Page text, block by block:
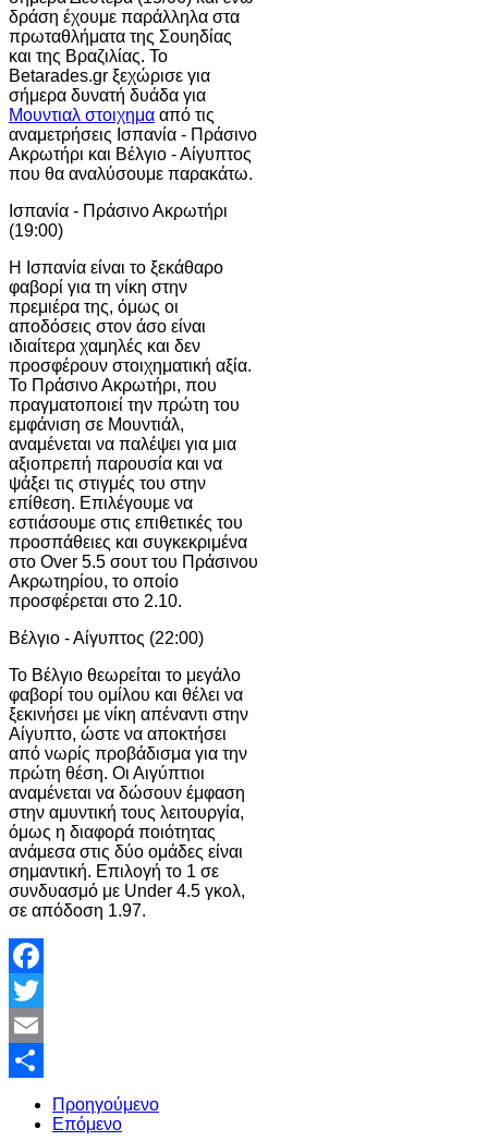
δράση έχουμε παράλληλα στα
πρωταθλήματα της Σουηδίας
και της Βραζιλίας. Το
Betarades.gr ξεχώρισε για
σήμερα δυνατή δυάδα για
Μουντιαλ στοιχημα από τις
αναμετρήσεις Ισπανία - Πράσινο
Ακρωτήρι και Βέλγιο - Αίγυπτος
που θα αναλύσουμε παρακάτω.
Ισπανία - Πράσινο Ακρωτήρι
(19:00)
Η Ισπανία είναι το ξεκάθαρο
φαβορί για τη νίκη στην
πρεμιέρα της, όμως οι
αποδόσεις στον άσο είναι
ιδιαίτερα χαμηλές και δεν
προσφέρουν στοιχηματική αξία.
Το Πράσινο Ακρωτήρι, που
πραγματοποιεί την πρώτη του
εμφάνιση σε Μουντιάλ,
αναμένεται να παλέψει για μια
αξιοπρεπή παρουσία και να
ψάξει τις στιγμές του στην
επίθεση. Επιλέγουμε να
εστιάσουμε στις επιθετικές του
προσπάθειες και συγκεκριμένα
στο Over 5.5 σουτ του Πράσινου
Ακρωτηρίου, το οποίο
προσφέρεται στο 2.10.
Βέλγιο - Αίγυπτος (22:00)
Το Βέλγιο θεωρείται το μεγάλο
φαβορί του ομίλου και θέλει να
ξεκινήσει με νίκη απέναντι στην
Αίγυπτο, ώστε να αποκτήσει
από νωρίς προβάδισμα για την
πρώτη θέση. Οι Αιγύπτιοι
αναμένεται να δώσουν έμφαση
στην αμυντική τους λειτουργία,
όμως η διαφορά ποιότητας
ανάμεσα στις δύο ομάδες είναι
σημαντική. Επιλογή το 1 σε
συνδυασμό με Under 4.5 γκολ,
σε απόδοση 1.97.
Facebook
Twitter
Email
Share
Προηγούμενο
Επόμενο